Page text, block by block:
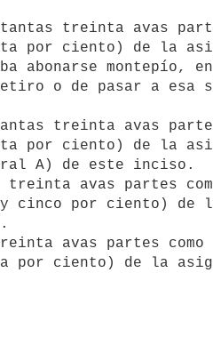
por ciento) de la
abonarse montepío,
o de pasar a esa
por ciento) de la
A) de este inciso.
cinco por ciento) de
por ciento) de la